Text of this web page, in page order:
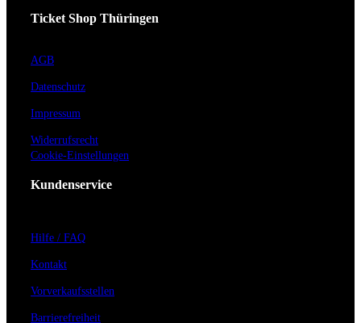
Ticket Shop Thüringen
AGB
Datenschutz
Impressum
Widerrufsrecht
Cookie-Einstellungen
Kundenservice
Hilfe / FAQ
Kontakt
Vorverkaufsstellen
Barrierefreiheit